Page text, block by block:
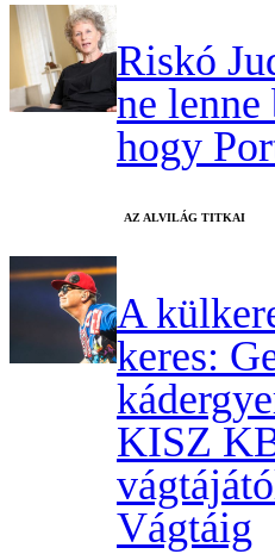
Riskó
ne
hogy
AZ ALVILÁG TITKAI
A
keres:
KISZ
Vágtáig